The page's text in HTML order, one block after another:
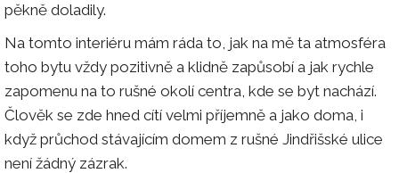
pěkně doladily.
Na tomto interiéru mám ráda to, jak na mě ta atmosféra
toho bytu vždy pozitivně a klidně zapůsobí a jak rychle
zapomenu na to rušné okolí centra, kde se byt nachází.
Člověk se zde hned cítí velmi příjemně a jako doma, i
když průchod stávajícím domem z rušné Jindřišské ulice
není žádný zázrak.